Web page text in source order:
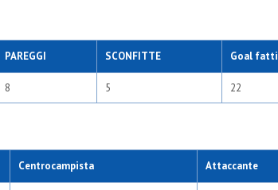
PAREGGI SCONFITTE Goal fatti
8 5 22
Centrocampista Attaccante